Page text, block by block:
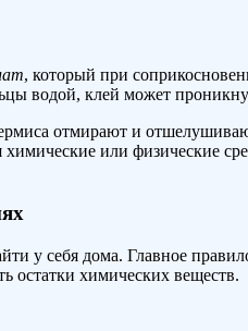
, который при
водой, клей может
отмирают и
или физические
у себя дома. Главное
остатки химических веществ.